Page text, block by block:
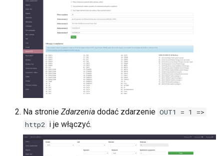
Czas
Dostęp
Firmware i backup
E-mail
OLED
Klient MQTT
SNMP
Czas
Dostęp
Firmware i backup
Na stronie Zdarzenia dodać zdarzenie OUT1 = 1 =>
http2 i je włączyć.